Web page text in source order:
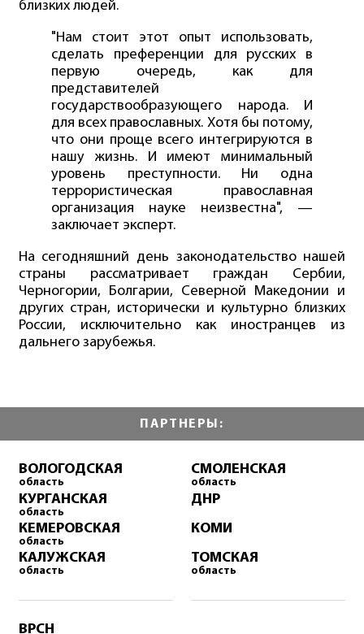
близких людей.
"Нам стоит этот опыт использовать,
сделать преференции для русских в
первую очередь, как для
представителей
государствообразующего народа. И
для всех православных. Хотя бы потому,
что они проще всего интегрируются в
нашу жизнь. И имеют минимальный
уровень преступности. Ни одна
террористическая православная
организация науке неизвестна", —
заключает эксперт.
На сегодняшний день законодательство нашей
страны рассматривает граждан Сербии,
Черногории, Болгарии, Северной Македонии и
других стран, исторически и культурно близких
России, исключительно как иностранцев из
дальнего зарубежья.
ПАРТНЕРЫ:
ВОЛОГОДСКАЯ
область
КУРГАНСКАЯ
область
КЕМЕРОВСКАЯ
область
КАЛУЖСКАЯ
область
СМОЛЕНСКАЯ
область
ДНР
КОМИ
ТОМСКАЯ
область
ВРСН